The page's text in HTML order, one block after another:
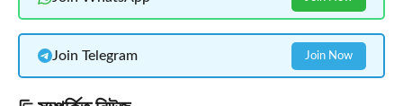
Join Telegram Join Now